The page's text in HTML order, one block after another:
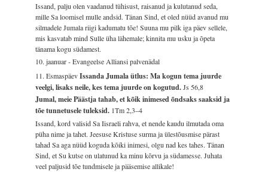
Issand, palju olen vaadanud tühisust, raisanud ja kulutanud seda,
mille Sa loomisel mulle andsid. Tänan Sind, et oled nüüd avanud mu
silmadele Jumala riigi kadumatu tõe! Suuna mu pilk iga päev sellele,
mis kasvatab mind Sulle üha lähemale; kinnita mu usku ja õpeta
tänama kogu südamest.
10. jaanuar - Evangeelse Alliansi palvenädal
11. EsmaspäevIssanda Jumala ütlus: Ma kogun tema juurde
veelgi, lisaks neile, kes tema juurde on kogutud.Js 56,8
Jumal, meie Päästja tahab, et kõik inimesed õndsaks saaksid ja
tõe tunnetusele tuleksid. 1Tm 2,3–4
Issand, kord valisid Sa Iisraeli rahva, et nende kaudu ilmutada oma
püha nime ja tahet. Jeesuse Kristuse surma ja ülestõusmise pärast
tahad Sa aga nüüd koguda kõiki inimesi, olgu nad kes tahes. Tänan
Sind, et Su kutse on ulatunud ka minu kõrvu ja südamesse. Juhata
veel paljusid tõe tundmisele ja pääsemise allikale!